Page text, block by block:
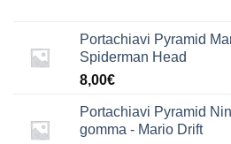
Portachiavi Pyramid
Spiderman Head
8,00€
Portachiavi Pyramid
gomma - Mario Drift